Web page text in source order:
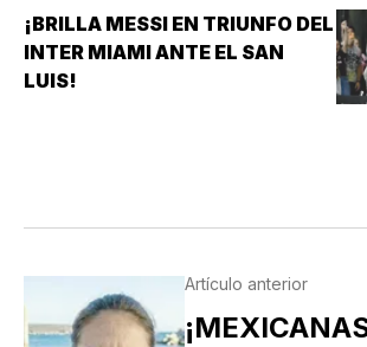
SERIE DE LA TEMPORADA
ESTADIO HERMANOS SERDÁN,
POBLANOS…
¡BRILLA MESSI EN TRIUNFO DEL
INTER MIAMI ANTE EL SAN
LUIS!
Artículo anterior